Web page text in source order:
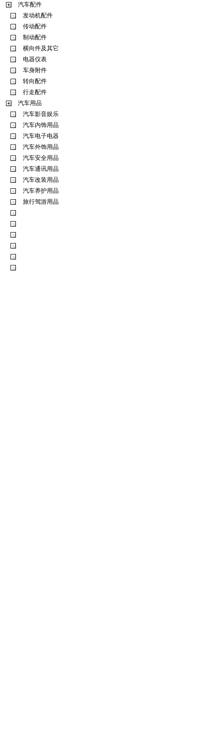
汽车配件
发动机配件
传动配件
制动配件
横向件及其它
电器仪表
车身附件
转向配件
行走配件
汽车用品
汽车影音娱乐
汽车内饰用品
汽车电子电器
汽车外饰用品
汽车安全用品
汽车通讯用品
汽车改装用品
汽车养护用品
旅行驾游用品